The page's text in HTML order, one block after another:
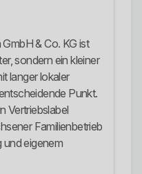
& Co. KG ist
sondern ein kleiner
langer lokaler
Punkt.
Vertriebslabel
Familienbetrieb
und eigenem